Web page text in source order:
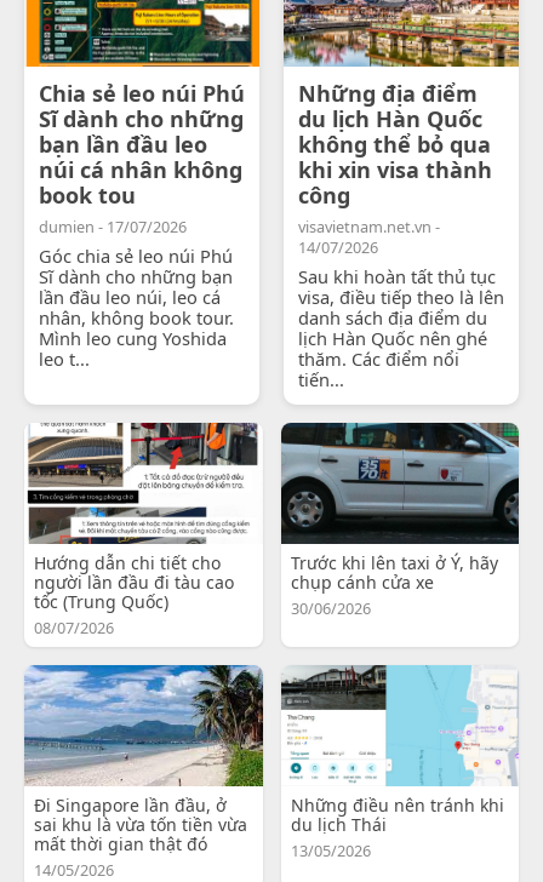
Chia sẻ leo núi Phú
Sĩ dành cho những
bạn lần đầu leo
núi cá nhân không
book tou
dumien - 17/07/2026
Góc chia sẻ leo núi Phú
Sĩ dành cho những bạn
lần đầu leo núi, leo cá
nhân, không book tour.
Mình leo cung Yoshida
leo t...
Những địa điểm
du lịch Hàn Quốc
không thể bỏ qua
khi xin visa thành
công
visavietnam.net.vn -
14/07/2026
Sau khi hoàn tất thủ tục
visa, điều tiếp theo là lên
danh sách địa điểm du
lịch Hàn Quốc nên ghé
thăm. Các điểm nổi
tiến...
Hướng dẫn chi tiết cho
người lần đầu đi tàu cao
tốc (Trung Quốc)
08/07/2026
Trước khi lên taxi ở Ý, hãy
chụp cánh cửa xe
30/06/2026
Đi Singapore lần đầu, ở
sai khu là vừa tốn tiền vừa
mất thời gian thật đó
14/05/2026
Những điều nên tránh khi
du lịch Thái
13/05/2026